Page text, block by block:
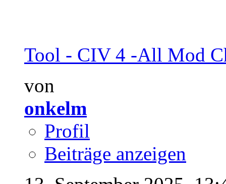
Tool - CIV 4 -All Mod
von
onkelm
Profil
Beiträge anzeigen